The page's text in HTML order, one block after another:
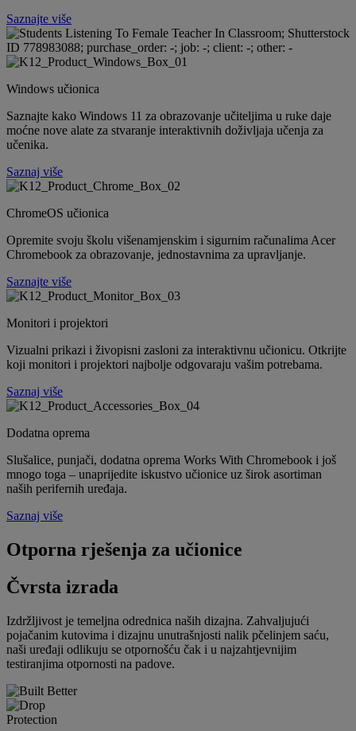
Saznajte više
Windows učionica
Saznajte kako Windows 11 za obrazovanje učiteljima u ruke daje
moćne nove alate za stvaranje interaktivnih doživljaja učenja za
učenika.
Saznaj više
ChromeOS učionica
Opremite svoju školu višenamjenskim i sigurnim računalima Acer
Chromebook za obrazovanje, jednostavnima za upravljanje.
Saznajte više
Monitori i projektori
Vizualni prikazi i živopisni zasloni za interaktivnu učionicu. Otkrijte
koji monitori i projektori najbolje odgovaraju vašim potrebama.
Saznaj više
Dodatna oprema
Slušalice, punjači, dodatna oprema Works With Chromebook i još
mnogo toga – unaprijedite iskustvo učionice uz širok asortiman
naših perifernih uređaja.
Saznaj više
Otporna rješenja za učionice
Čvrsta izrada
Izdržljivost je temeljna odrednica naših dizajna. Zahvaljujući
pojačanim kutovima i dizajnu unutrašnjosti nalik pčelinjem saću,
naši uređaji odlikuju se otpornošću čak i u najzahtjevnijim
testiranjima otpornosti na padove.